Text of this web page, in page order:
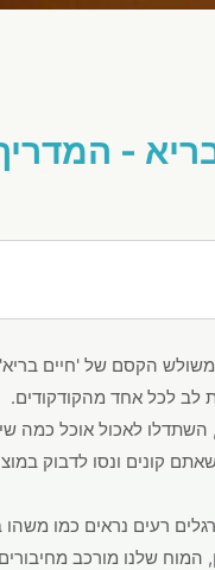
-
הקסם של 'חיים
לב לכל אחד מהקודקודים.
לאכול אוכל כמה
קונים ונסו לדבוק
רעים נראים כמו משהו
המוח שלנו מורכב